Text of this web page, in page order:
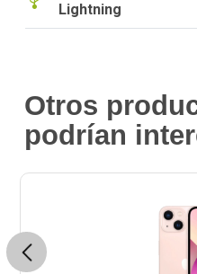
Lightning
Otros
podrían
Previous